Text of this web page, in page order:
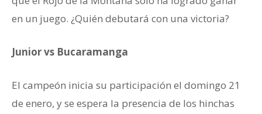
en un juego. ¿Quién debutará con una victoria?
Junior vs Bucaramanga
El campeón inicia su participación el domingo 21
de enero, y se espera la presencia de los hinchas